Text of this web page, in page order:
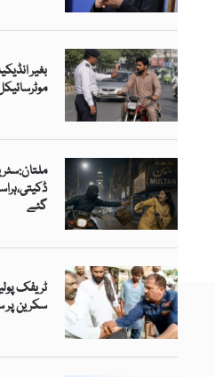
بغیر
گئے
ٹریفک
سکرین پر